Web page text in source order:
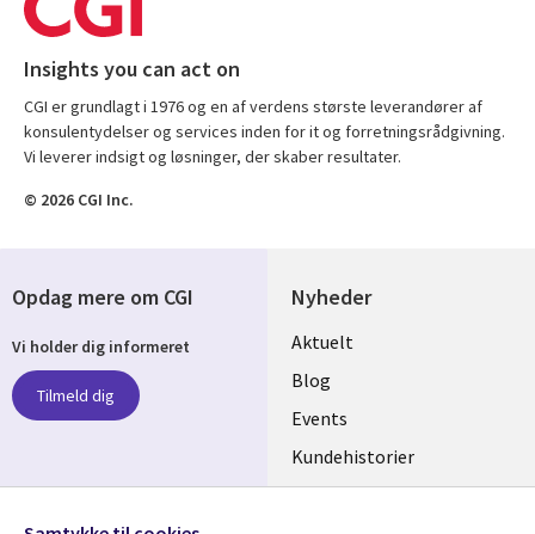
Insights you can act on
CGI er grundlagt i 1976 og en af verdens største leverandører af
konsulentydelser og services inden for it og forretningsrådgivning.
Vi leverer indsigt og løsninger, der skaber resultater.
© 2026 CGI Inc.
Nyheder
Useful
links
DENMARK
Aktuelt
Blog
Events
Kundehistorier
Videoer
Opdag mere om CGI
Vi holder dig informeret
Tilmeld dig